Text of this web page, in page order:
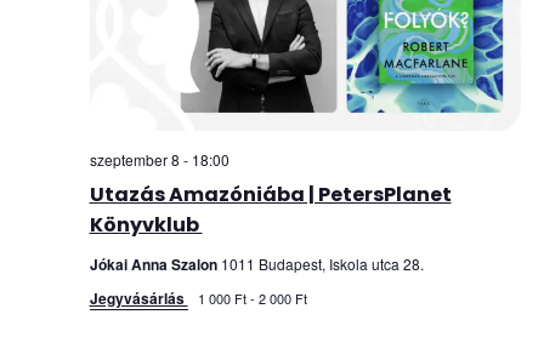
Utazás Amazóniába | PetersPlanet
Könyvklub
szeptember 8 - 18:00
Jókai Anna Szalon 1011 Budapest, Iskola utca 28.
Jegyvásárlás 1 000 Ft - 2 000 Ft